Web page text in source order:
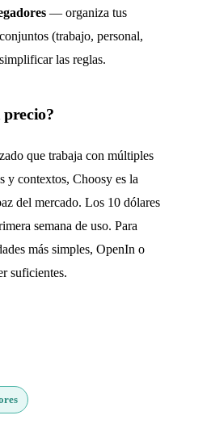
— organiza tus
(trabajo, personal,
las reglas.
precio?
que trabaja con múltiples
y contextos, Choosy es la
del mercado. Los 10 dólares
semana de uso. Para
más simples, OpenIn o
suficientes.